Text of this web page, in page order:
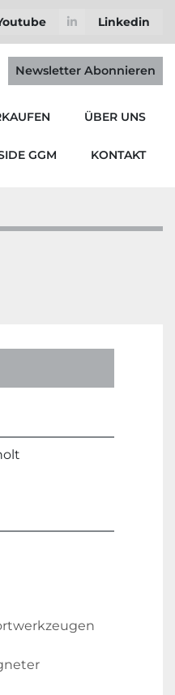
Linkedin
Newsletter Abonnieren
ÜBER UNS
GGM KONTAKT